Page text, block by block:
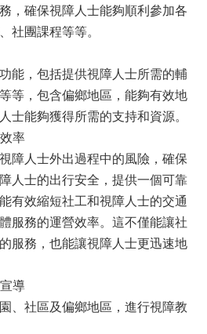
，確保視障人士能夠順利參加各
社團課程等等。
能，包括提供視障人士所需的輔
等，包含偏鄉地區，能夠有效地
士能夠獲得所需的支持和資源。
率
障人士外出過程中的風險，確保
人士的出行安全，提供一個可靠
有效縮短社工和視障人士的交通
服務的運營效率。這不僅能讓社
服務，也能讓視障人士更迅速地
導
、社區及偏鄉地區，進行視障教